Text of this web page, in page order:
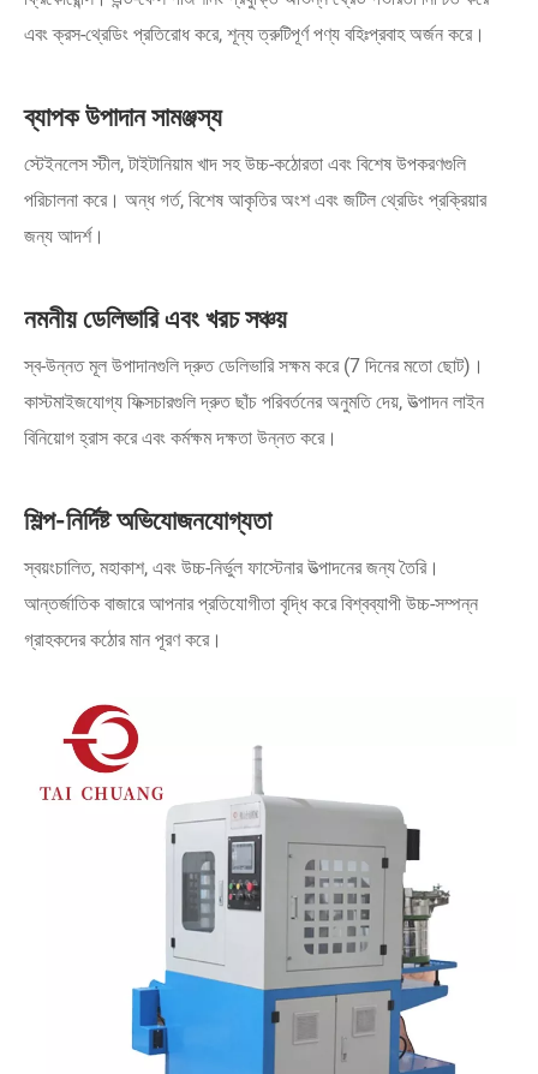
এবং ক্রস-থ্রেডিং প্রতিরোধ করে, শূন্য ত্রুটিপূর্ণ পণ্য বহিঃপ্রবাহ অর্জন করে।
ব্যাপক উপাদান সামঞ্জস্য
স্টেইনলেস স্টীল, টাইটানিয়াম খাদ সহ উচ্চ-কঠোরতা এবং বিশেষ উপকরণগুলি
পরিচালনা করে। অন্ধ গর্ত, বিশেষ আকৃতির অংশ এবং জটিল থ্রেডিং প্রক্রিয়ার
জন্য আদর্শ।
নমনীয় ডেলিভারি এবং খরচ সঞ্চয়
স্ব-উন্নত মূল উপাদানগুলি দ্রুত ডেলিভারি সক্ষম করে (7 দিনের মতো ছোট)।
কাস্টমাইজযোগ্য ফিক্সচারগুলি দ্রুত ছাঁচ পরিবর্তনের অনুমতি দেয়, উত্পাদন লাইন
বিনিয়োগ হ্রাস করে এবং কর্মক্ষম দক্ষতা উন্নত করে।
শিল্প-নির্দিষ্ট অভিযোজনযোগ্যতা
স্বয়ংচালিত, মহাকাশ, এবং উচ্চ-নির্ভুল ফাস্টেনার উত্পাদনের জন্য তৈরি।
আন্তর্জাতিক বাজারে আপনার প্রতিযোগীতা বৃদ্ধি করে বিশ্বব্যাপী উচ্চ-সম্পন্ন
গ্রাহকদের কঠোর মান পূরণ করে।